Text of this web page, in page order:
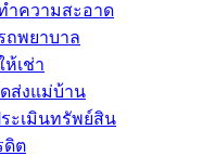
ำความสะอาด
ถพยาบาล
ห้เช่า
ส่งแม่บ้าน
ะเมินทรัพย์สิน
ดิต